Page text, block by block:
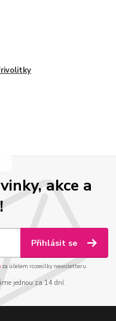
akce a
Přihlásit se
za účelem rozesílky newsletteru.
jednou za 14 dní.